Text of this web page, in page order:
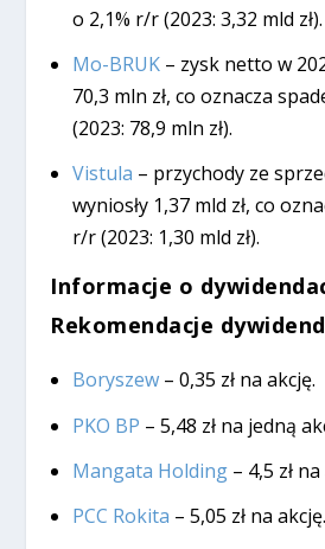
o 2,1% r/r (2023: 3,32 mld zł).
Mo-BRUK– zysk netto w
70,3 mln zł, co oznacza
(2023: 78,9 mln zł).
Vistula – przychody ze
wyniosły 1,37 mld zł, co
r/r (2023: 1,30 mld zł).
Informacje o
Rekomendacje
Boryszew– 0,35 zł na akcję.
PKO BP – 5,48 zł na jedną
Mangata Holding– 4,5 zł na
PCC Rokita – 5,05 zł na akcję.